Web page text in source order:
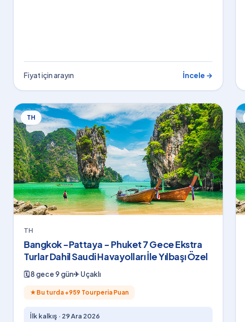
Fiyat için arayın İncele →
TH
TH
Bangkok -Pattaya - Phuket 7 Gece Ekstra
Turlar Dahil Saudi Havayolları İle Yılbaşı Özel
🗓8 gece 9 gün✈Uçaklı
★ Bu turda +959 Tourperia Puan
İlk kalkış · 29 Ara 2026